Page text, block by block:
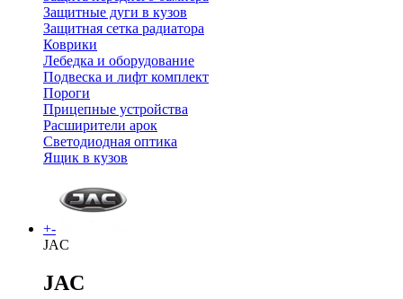
Защитные дуги в кузов
Защитная сетка радиатора
Коврики
Лебедка и оборудование
Подвеска и лифт комплект
Пороги
Прицепные устройства
Расширители арок
Светодиодная оптика
Ящик в кузов
+-
JAC
JAC